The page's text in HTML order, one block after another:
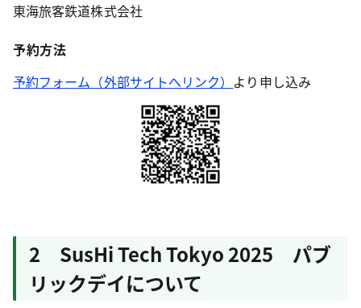
東海旅客鉄道株式会社
予約方法
予約フォーム（外部サイトへリンク） より申し込み
2 SusHi Tech Tokyo 2025 パブ
リックデイについて